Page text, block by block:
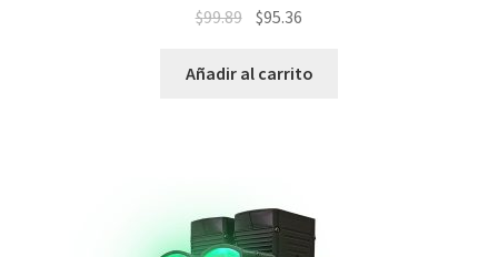
$99.89 $95.36
Añadir al carrito